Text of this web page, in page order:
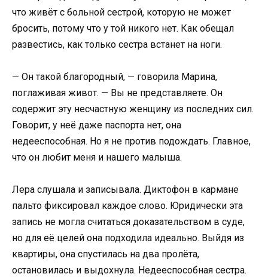
что живёт с больной сестрой, которую не может
бросить, потому что у той никого нет. Как обещал
развестись, как только сестра встанет на ноги.
— Он такой благородный, — говорила Марина,
поглаживая живот. — Вы не представляете. Он
содержит эту несчастную женщину из последних сил.
Говорит, у неё даже паспорта нет, она
недееспособная. Но я не против подождать. Главное,
что он любит меня и нашего малыша.
Лера слушала и записывала. Диктофон в кармане
пальто фиксировал каждое слово. Юридически эта
запись не могла считаться доказательством в суде,
но для её целей она подходила идеально. Выйдя из
квартиры, она спустилась на два пролёта,
остановилась и выдохнула. Недееспособная сестра.